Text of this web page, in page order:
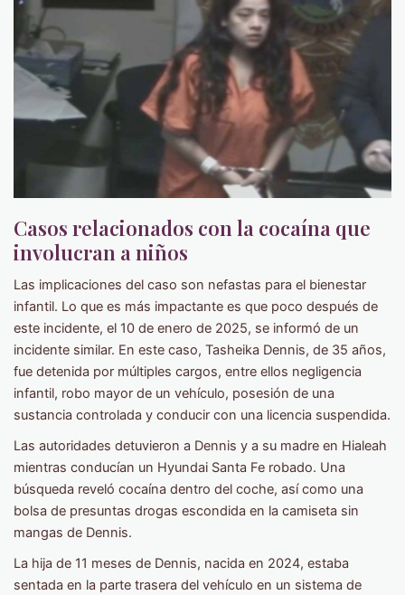
Casos relacionados con la cocaína que
involucran a niños
Las implicaciones del caso son nefastas para el bienestar
infantil. Lo que es más impactante es que poco después de
este incidente, el 10 de enero de 2025, se informó de un
incidente similar. En este caso, Tasheika Dennis, de 35 años,
fue detenida por múltiples cargos, entre ellos negligencia
infantil, robo mayor de un vehículo, posesión de una
sustancia controlada y conducir con una licencia suspendida.
Las autoridades detuvieron a Dennis y a su madre en Hialeah
mientras conducían un Hyundai Santa Fe robado. Una
búsqueda reveló cocaína dentro del coche, así como una
bolsa de presuntas drogas escondida en la camiseta sin
mangas de Dennis.
La hija de 11 meses de Dennis, nacida en 2024, estaba
sentada en la parte trasera del vehículo en un sistema de